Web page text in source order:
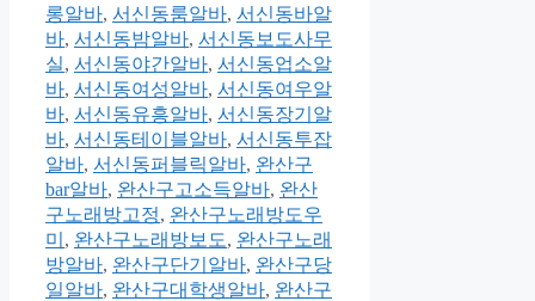
롱알바, 서신동룸알바, 서신동바알
바, 서신동밤알바, 서신동보도사무
실, 서신동야간알바, 서신동업소알
바, 서신동여성알바, 서신동여우알
바, 서신동유흥알바, 서신동장기알
바, 서신동테이블알바, 서신동투잡
알바, 서신동퍼블릭알바, 완산구
bar알바, 완산구고소득알바, 완산
구노래방고정, 완산구노래방도우
미 , 완산구노래방보도, 완산구노래
방알바, 완산구단기알바, 완산구당
일알바, 완산구대학생알바, 완산구